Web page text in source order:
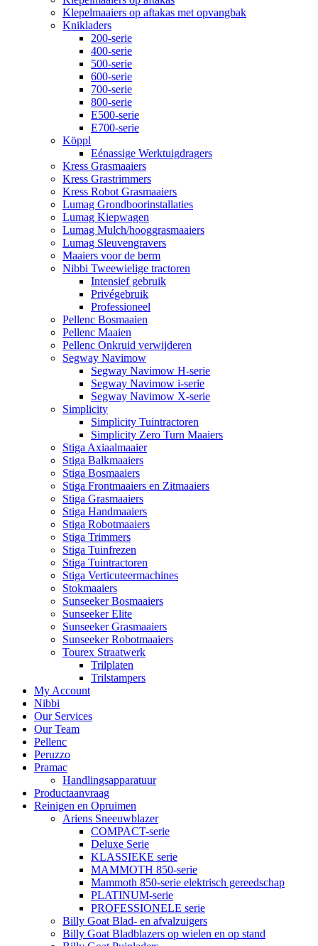
Klepelmaaiers op aftakas met opvangbak
Knikladers
200-serie
400-serie
500-serie
600-serie
700-serie
800-serie
E500-serie
E700-serie
Köppl
Eénassige Werktuigdragers
Kress Grasmaaiers
Kress Grastrimmers
Kress Robot Grasmaaiers
Lumag Grondboorinstallaties
Lumag Kiepwagen
Lumag Mulch/hooggrasmaaiers
Lumag Sleuvengravers
Maaiers voor de berm
Nibbi Tweewielige tractoren
Intensief gebruik
Privégebruik
Professioneel
Pellenc Bosmaaien
Pellenc Maaien
Pellenc Onkruid verwijderen
Segway Navimow
Segway Navimow H-serie
Segway Navimow i-serie
Segway Navimow X-serie
Simplicity
Simplicity Tuintractoren
Simplicity Zero Turn Maaiers
Stiga Axiaalmaaier
Stiga Balkmaaiers
Stiga Bosmaaiers
Stiga Frontmaaiers en Zitmaaiers
Stiga Grasmaaiers
Stiga Handmaaiers
Stiga Robotmaaiers
Stiga Trimmers
Stiga Tuinfrezen
Stiga Tuintractoren
Stiga Verticuteermachines
Stokmaaiers
Sunseeker Bosmaaiers
Sunseeker Elite
Sunseeker Grasmaaiers
Sunseeker Robotmaaiers
Tourex Straatwerk
Trilplaten
Trilstampers
My Account
Nibbi
Our Services
Our Team
Pellenc
Peruzzo
Pramac
Handlingsapparatuur
Productaanvraag
Reinigen en Opruimen
Ariens Sneeuwblazer
COMPACT-serie
Deluxe Serie
KLASSIEKE serie
MAMMOTH 850-serie
Mammoth 850-serie elektrisch gereedschap
PLATINUM-serie
PROFESSIONELE serie
Billy Goat Blad- en afvalzuigers
Billy Goat Bladblazers op wielen en op stand